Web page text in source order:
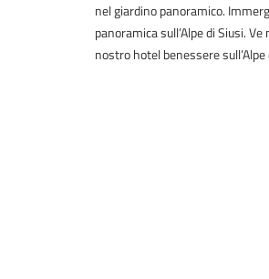
nel giardino panoramico.
panoramica sull’Alpe di Siusi.
nostro hotel benessere